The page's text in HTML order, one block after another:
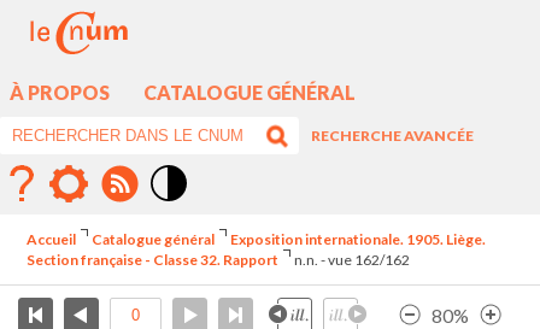
À PROPOS CATALOGUE GÉNÉRAL
RECHERCHE AVANCÉE
élévé
Accueil Catalogue général
Exposition internationale. 1905. Liège.
Section française - Classe 32. Rapport
n.n. - vue 162/162
80%